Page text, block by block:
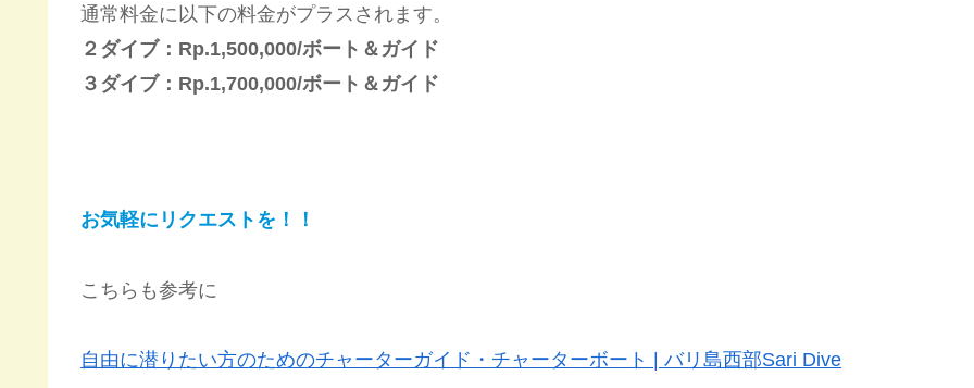
通常料金に以下の料金がプラスされます。
２ダイブ：Rp.1,500,000/ボート＆ガイド
３ダイブ：Rp.1,700,000/ボート＆ガイド
お気軽にリクエストを！！
こちらも参考に
自由に潜りたい方のためのチャーターガイド・チャーターボート | バリ島西部Sari Dive